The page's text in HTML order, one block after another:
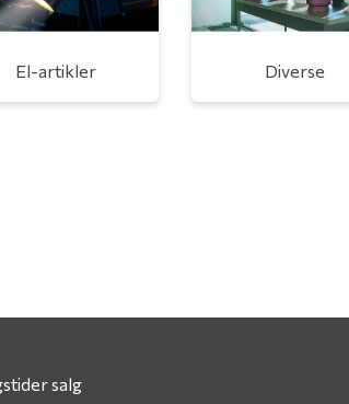
El-artikler Diverse
salg